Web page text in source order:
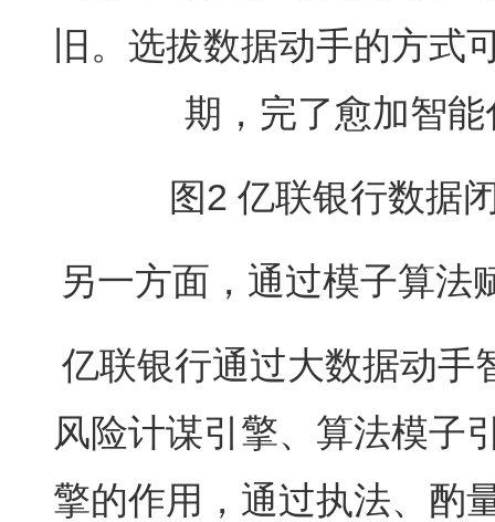
旧。选拔数据动手的方式
期，完了愈加智
图2 亿联银行数据
另一方面，通过模子算法
亿联银行通过大数据动手
风险计谋引擎、算法模子
擎的作用，通过执法、酌